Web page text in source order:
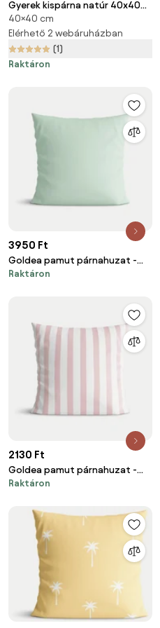
Gyerek kispárna natúr 40x40
cm
40×40 cm
Elérhető 2 webáruházban
(1)
Raktáron
3950 Ft
Goldea pamut párnahuzat -
világos menta 50 x 50 cm
Raktáron
2130 Ft
Goldea pamut párnahuzat -
púderrózsaszín csíkos 45 x 45
Raktáron